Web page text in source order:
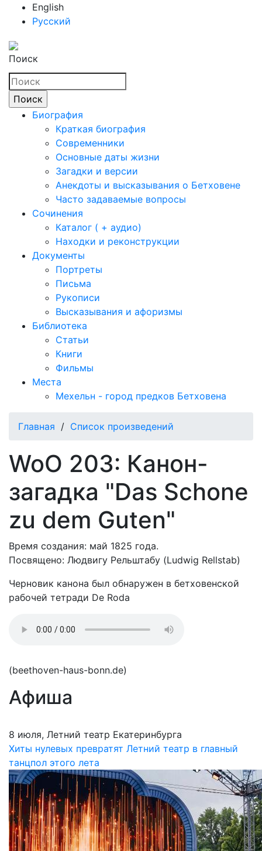
English
Русский
Поиск
Биография
Краткая биография
Современники
Основные даты жизни
Загадки и версии
Анекдоты и высказывания о Бетховене
Часто задаваемые вопросы
Сочинения
Каталог ( + аудио)
Находки и реконструкции
Документы
Портреты
Письма
Рукописи
Высказывания и афоризмы
Библиотека
Статьи
Книги
Фильмы
Места
Мехельн - город предков Бетховена
Главная / Список произведений
WoO 203: Канон-
загадка "Das Schone
zu dem Guten"
Время создания: май 1825 года.
Посвящено: Людвигу Рельштабу (Ludwig Rellstab)
Черновик канона был обнаружен в бетховенской
рабочей тетради De Roda
(beethoven-haus-bonn.de)
Афиша
8 июля, Летний театр Екатеринбурга
Хиты нулевых превратят Летний театр в главный
танцпол этого лета